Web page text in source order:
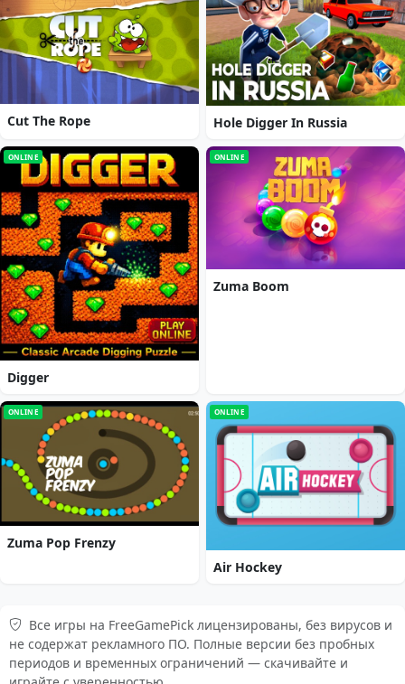
Cut The Rope Hole Digger In Russia
ONLINE
Digger
ONLINE
Zuma Boom
ONLINE
Zuma Pop Frenzy
ONLINE
Air Hockey
Все игры на FreeGamePick лицензированы, без вирусов и
не содержат рекламного ПО. Полные версии без пробных
периодов и временных ограничений — скачивайте и